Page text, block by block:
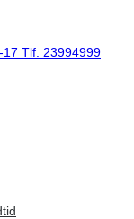
17 Tlf. 23994999